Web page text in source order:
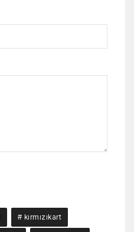
# kırmızıkart